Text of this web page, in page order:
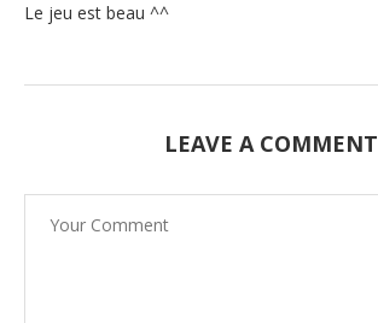
Le jeu est beau ^^
LEAVE A COMMENT